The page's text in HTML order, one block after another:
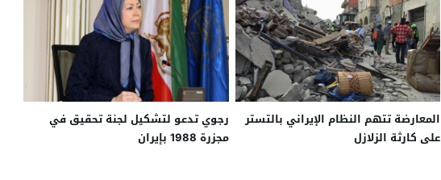
المعارضة تتهم النظام الإيراني بالتستر
على كارثة الزلازل
رجوي تدعو لتشكيل لجنة تحقيق في
مجزرة 1988 بإيران